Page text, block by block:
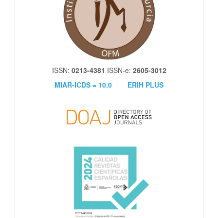
ISSN: 0213-4381 ISSN-e: 2605-3012
MIAR-ICDS = 10.0
ERIH PLUS